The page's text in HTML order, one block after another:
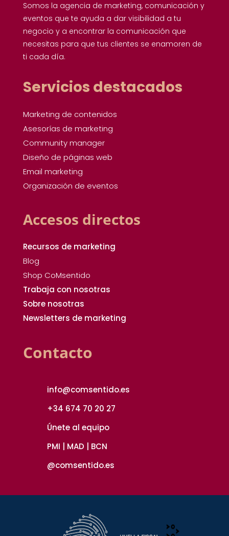
Somos la agencia de marketing, comunicación y
eventos que te ayuda a dar visibilidad a tu
negocio y a encontrar la comunicación que
necesitas para que tus clientes se enamoren de
ti cada día.
Servicios destacados
Marketing de contenidos
Asesorías de marketing
Community manager
Diseño de páginas web
Email marketing
Organización de eventos
Accesos directos
Recursos de marketing
Blog
Shop CoMsentido
Trabaja con nosotras
Sobre nosotras
Newsletters de marketing
Contacto
info@comsentido.es
+34 674 70 20 27
Únete al equipo
PMI | MAD | BCN
@comsentido.es